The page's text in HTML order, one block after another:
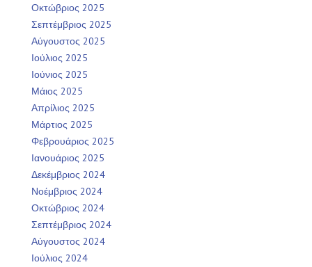
Οκτώβριος 2025
Σεπτέμβριος 2025
Αύγουστος 2025
Ιούλιος 2025
Ιούνιος 2025
Μάιος 2025
Απρίλιος 2025
Μάρτιος 2025
Φεβρουάριος 2025
Ιανουάριος 2025
Δεκέμβριος 2024
Νοέμβριος 2024
Οκτώβριος 2024
Σεπτέμβριος 2024
Αύγουστος 2024
Ιούλιος 2024